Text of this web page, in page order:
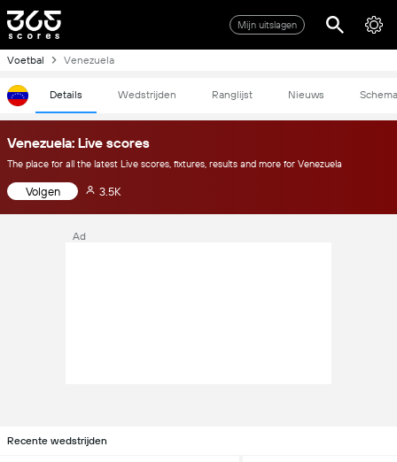
Mijn uitslagen
Voetbal Venezuela
Details Wedstrijden Ranglijst Nieuws Schema
Venezuela: Live scores
The place for all the latest Live scores, fixtures, results and more for Venezuela
Volgen 3.5K
Ad
Recente wedstrijden